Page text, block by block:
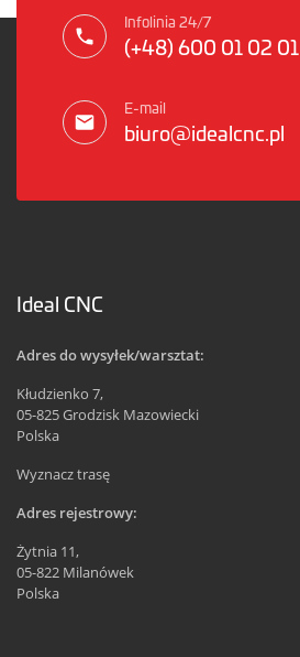
Infolinia 24/7
(+48) 600 01 02 01
E-mail
biuro@idealcnc.pl
Ideal CNC
Adres do wysyłek/warsztat:
Kłudzienko 7,
05-825 Grodzisk Mazowiecki
Polska
Wyznacz trasę
Adres rejestrowy:
Żytnia 11,
05-822 Milanówek
Polska